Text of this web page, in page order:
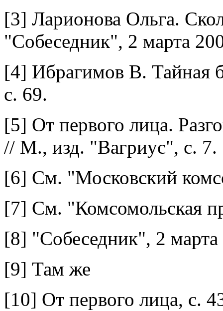
[3] Ларионова Ольга.
"Собеседник", 2 марта
[4] Ибрагимов В. Тайная
с. 69.
[5] От первого лица.
// М., изд. "Вагриус", с. 7.
[6] См. "Московский
[7] См. "Комсомольская
[8] "Собеседник", 2
[9] Там же
[10] От первого лица, с.